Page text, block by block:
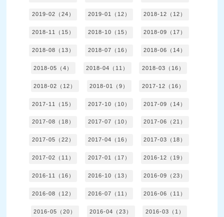
2019-02（24） 2019-01（12） 2018-12（12）
2018-11（15） 2018-10（15） 2018-09（17）
2018-08（13） 2018-07（16） 2018-06（14）
2018-05（4） 2018-04（11） 2018-03（16）
2018-02（12） 2018-01（9） 2017-12（16）
2017-11（15） 2017-10（10） 2017-09（14）
2017-08（18） 2017-07（10） 2017-06（21）
2017-05（22） 2017-04（16） 2017-03（18）
2017-02（11） 2017-01（17） 2016-12（19）
2016-11（16） 2016-10（13） 2016-09（23）
2016-08（12） 2016-07（11） 2016-06（11）
2016-05（20） 2016-04（23） 2016-03（1）